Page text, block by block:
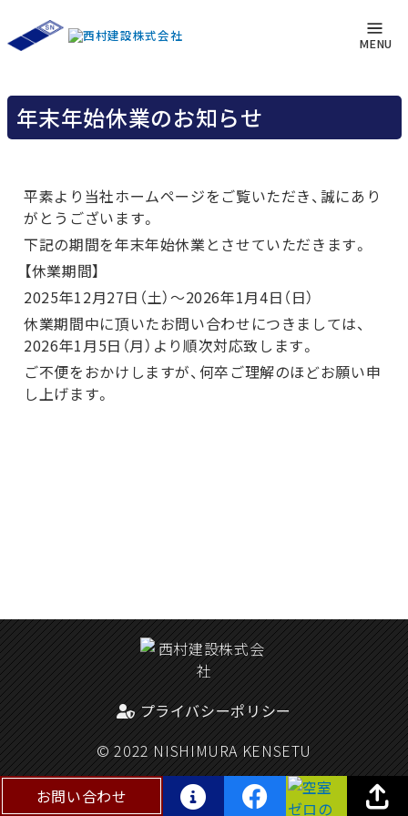
MENU
お知らせ
トップページ お知らせ 年末年始休業のお知らせ
年末年始休業のお知らせ
平素より当社ホームページをご覧いただき、誠にあり
がとうございます。
下記の期間を年末年始休業とさせていただきます。
【休業期間】
2025年12月27日（土）～2026年1月4日（日）
休業期間中に頂いたお問い合わせにつきましては、
2026年1月5日（月）より順次対応致します。
ご不便をおかけしますが、何卒ご理解のほどお願い申
し上げます。
© 2022 NISHIMURA KENSETU
プライバシーポリシー
お問い合わせ